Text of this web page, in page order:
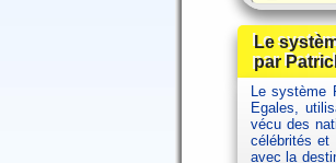
Le
par
Le système
Egales,
vécu des
célébrités et
avec la